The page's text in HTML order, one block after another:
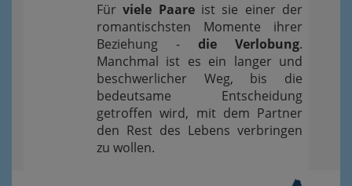
Fürviele Paareist sie einer der
romantischsten Momente ihrer
Beziehung - die Verlobung.
Manchmal ist es ein langer und
beschwerlicher Weg, bis die
bedeutsame Entscheidung
getroffen wird, mit dem Partner
den Rest des Lebens verbringen
zu wollen.